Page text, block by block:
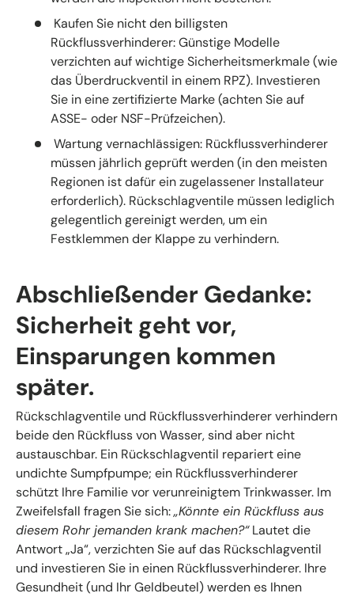
Kaufen Sie nicht den billigsten
Rückflussverhinderer: Günstige Modelle
verzichten auf wichtige Sicherheitsmerkmale (wie
das Überdruckventil in einem RPZ). Investieren
Sie in eine zertifizierte Marke (achten Sie auf
ASSE- oder NSF-Prüfzeichen).
Wartung vernachlässigen: Rückflussverhinderer
müssen jährlich geprüft werden (in den meisten
Regionen ist dafür ein zugelassener Installateur
erforderlich). Rückschlagventile müssen lediglich
gelegentlich gereinigt werden, um ein
Festklemmen der Klappe zu verhindern.
Abschließender Gedanke:
Sicherheit geht vor,
Einsparungen kommen
später.
Rückschlagventile und Rückflussverhinderer verhindern
beide den Rückfluss von Wasser, sind aber nicht
austauschbar. Ein Rückschlagventil repariert eine
undichte Sumpfpumpe; ein Rückflussverhinderer
schützt Ihre Familie vor verunreinigtem Trinkwasser. Im
Zweifelsfall fragen Sie sich:„Könnte ein Rückfluss aus
diesem Rohr jemanden krank machen?“Lautet die
Antwort „Ja“, verzichten Sie auf das Rückschlagventil
und investieren Sie in einen Rückflussverhinderer. Ihre
Gesundheit (und Ihr Geldbeutel) werden es Ihnen